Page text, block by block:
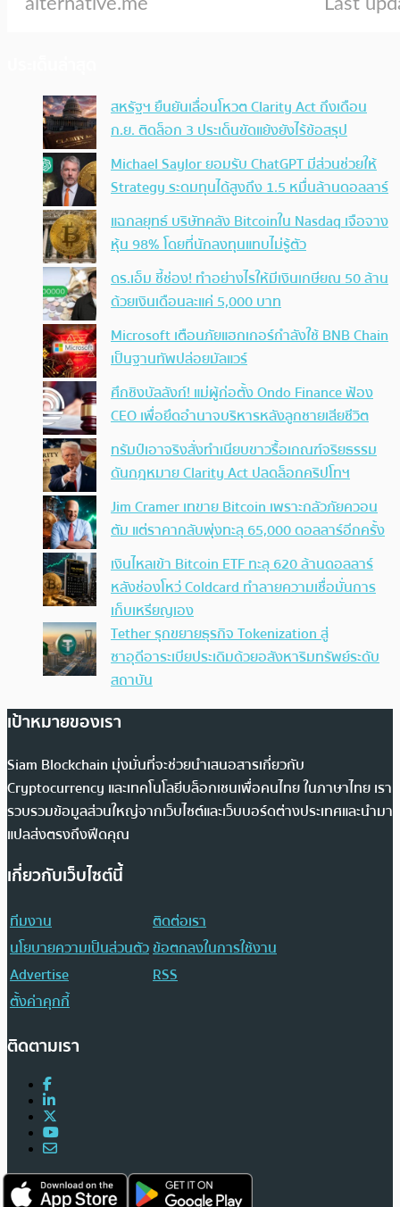
สหรัฐฯ ยืนยันเลื่อนโหวต Clarity Act ถึงเดือน
ก.ย. ติดล็อก 3 ประเด็นขัดแย้งยังไร้ข้อสรุป
Michael Saylor ยอมรับ ChatGPT มีส่วนช่วยให้
Strategy ระดมทุนได้สูงถึง 1.5 หมื่นล้านดอลลาร์
แฉกลยุทธ์ บริษัทคลัง Bitcoinใน Nasdaq เจือจาง
หุ้น 98% โดยที่นักลงทุนแทบไม่รู้ตัว
ดร.เอ็ม ชี้ช่อง! ทำอย่างไรให้มีเงินเกษียณ 50 ล้าน
ด้วยเงินเดือนละแค่ 5,000 บาท
Microsoft เตือนภัยแฮกเกอร์กำลังใช้ BNB Chain
เป็นฐานทัพปล่อยมัลแวร์
ศึกชิงบัลลังก์! แม่ผู้ก่อตั้ง Ondo Finance ฟ้อง
CEO เพื่อยึดอำนาจบริหารหลังลูกชายเสียชีวิต
ทรัมป์เอาจริง สั่งทำเนียบขาวรื้อเกณฑ์จริยธรรม
ดันกฎหมาย Clarity Act ปลดล็อกคริปโทฯ
Jim Cramer เทขาย Bitcoin เพราะกลัวภัยควอน
ตัม แต่ราคากลับพุ่งทะลุ 65,000 ดอลลาร์อีกครั้ง
เงินไหลเข้า Bitcoin ETF ทะลุ 620 ล้านดอลลาร์
หลังช่องโหว่ Coldcard ทำลายความเชื่อมั่นการ
เก็บเหรียญเอง
Tether รุกขยายธุรกิจ Tokenization สู่
ซาอุดีอาระเบียประเดิมด้วยอสังหาริมทรัพย์ระดับ
สถาบัน
เป้าหมายของเรา
Siam Blockchain มุ่งมั่นที่จะช่วยนำเสนอสารเกี่ยวกับ
Cryptocurrency และเทคโนโลยีบล็อกเชนเพื่อคนไทย ในภาษาไทย เรา
รวบรวมข้อมูลส่วนใหญ่จากเว็บไซต์และเว็บบอร์ดต่างประเทศและนำมา
แปลส่งตรงถึงฟีดคุณ
เกี่ยวกับเว็บไซต์นี้
ทีมงาน
ติดต่อเรา
นโยบายความเป็นส่วนตัวข้อตกลงในการใช้งาน
Advertise
RSS
ตั้งค่าคุกกี้
ติดตามเรา